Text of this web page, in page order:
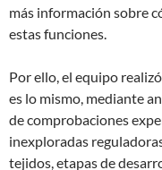
más información sobre
estas funciones.
Por ello, el equipo
es lo mismo, mediante
de comprobaciones
inexploradas
tejidos, etapas de